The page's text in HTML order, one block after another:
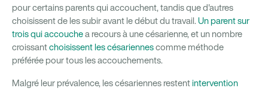
pour certains parents qui accouchent, tandis que d'autres
choisissent de les subir avant le début du travail. Un parent sur
trois qui accouchea recours à une césarienne, et un nombre
croissantchoisissent les césariennescomme méthode
préférée pour tous les accouchements.
Malgré leur prévalence, les césariennes restentintervention